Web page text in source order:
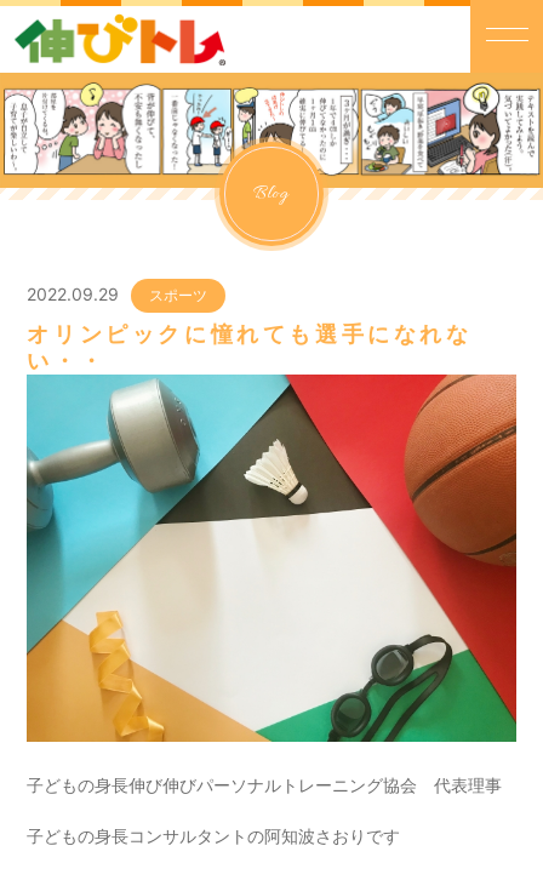
Blog
2022.09.29 スポーツ
オリンピックに憧れても選手になれな
い・・
子どもの身長伸び伸びパーソナルトレーニング協会 代表理事
子どもの身長コンサルタントの阿知波さおりです